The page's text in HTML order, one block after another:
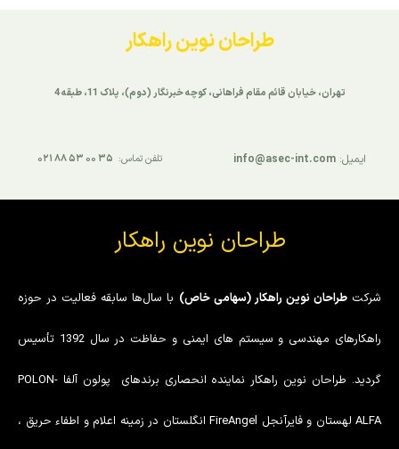
تلفن تماس: ۳۵ ۰۰ ۵۳ ۸۸ ۰۲۱ ایمیل:info@asec-int.com
تهران، خیابان قائم مقام فراهانی، کوچه خبرنگار (دوم)، پلاک 11، طبقه 4
طراحان نوین راهکار
طراحان نوین راهکار
شرکتطراحان نوین راهکار (سهامی خاص) با سال‌ها سابقه فعالیت در حوزه
راهکارهای مهندسی و سیستم های ایمنی و حفاظت در سال 1392 تأسیس
گردید. طراحان نوین راهکار نماینده انحصاری برندهای پولون آلفا POLON-
ALFA لهستان و فایرآنجل FireAngel انگلستان در زمینه اعلام و اطفاء حریق ،